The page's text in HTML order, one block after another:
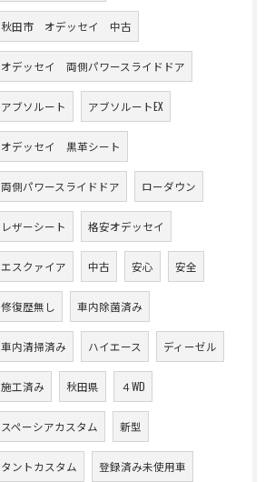
秋田市 オデッセイ 中古
オデッセイ 両側パワースライドドア
アブソルート アブソルートEX
オデッセイ 黒革シート
両側パワースライドドア ローダウン
レザーシート 格安オデッセイ
エスクァイア 中古 安心 安全
修復歴無し 車内除菌済み
車内清掃済み ハイエース ディーゼル
施工済み 秋田県 ４WD
スペーシアカスタム 新型
タントカスタム 登録済み未使用車